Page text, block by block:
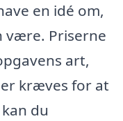
en idé om,
være. Priserne
art,
kræves for at
du